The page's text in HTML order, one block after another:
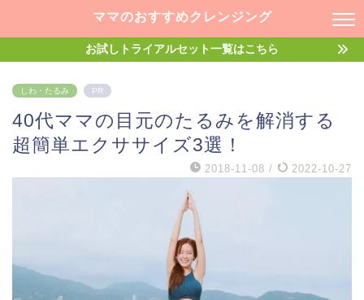
ママのおすすめクレンジング
お試しトライアルセット一覧はこちら
しわ・たるみ PR
40代ママの目元のたるみを解消する
超簡単エクササイズ3選！
2018-11-08 / 2022-10-27